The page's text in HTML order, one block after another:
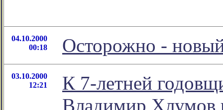
04.10.2000
00:18
Осторожно -
03.10.2000
12:21
К 7-летней
Владимир Хлумов